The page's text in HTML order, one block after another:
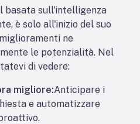
basata sull'intelligenza
è solo all'inizio del suo
ne
le potenzialità. Nel
di vedere:
migliore:Anticipare i
e automatizzare